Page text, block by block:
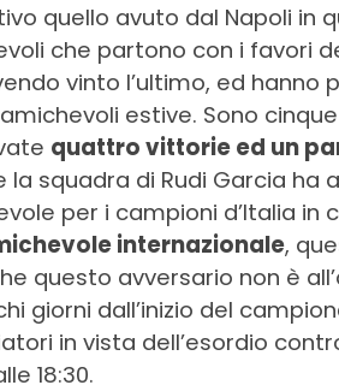
quello avuto dal Napoli in
che partono con i favori
vinto l’ultimo, ed
estive. Sono
quattro vittorie ed un
squadra di Rudi Garcia ha
per i campioni d’Italia in
internazionale,
questo avversario non è
giorni dall’inizio del
in vista dell’esordio
18:30.